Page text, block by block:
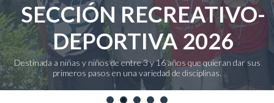
SECCIÓN RECREATIVO-
DEPORTIVA 2026
Destinada a niñas y niños de entre 3 y 16 años que quieran dar sus
primeros pasos en una variedad de disciplinas.